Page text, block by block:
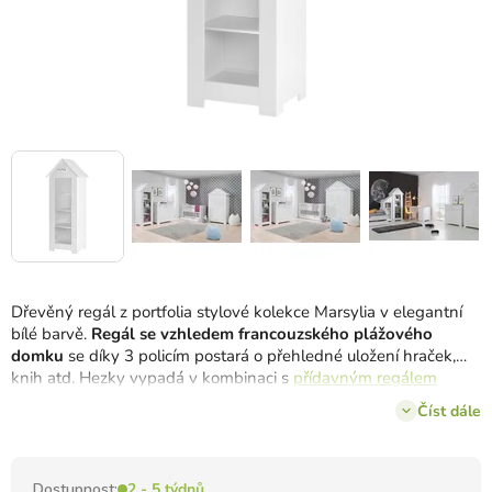
Dřevěný regál z portfolia stylové kolekce Marsylia v elegantní
bílé barvě. Regál se vzhledem francouzského plážového
domku se díky 3 policím postará o přehledné uložení hraček,
knih atd. Hezky vypadá v kombinaci s přídavným regálem
Číst dále